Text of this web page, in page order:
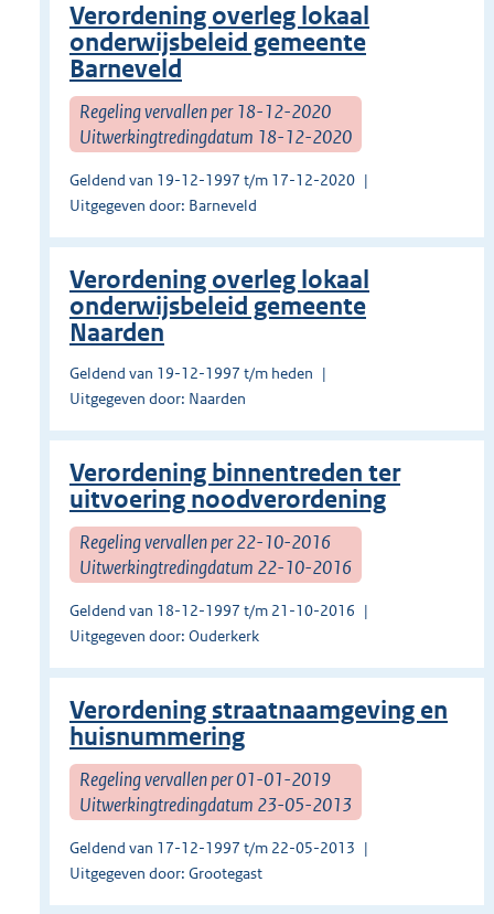
Verordening overleg lokaal
onderwijsbeleid gemeente
Barneveld
Regeling vervallen per 18-12-2020
Uitwerkingtredingdatum 18-12-2020
Geldend van 19-12-1997 t/m 17-12-2020
Uitgegeven door: Barneveld
Verordening overleg lokaal
onderwijsbeleid gemeente
Naarden
Geldend van 19-12-1997 t/m heden
Uitgegeven door: Naarden
Verordening binnentreden ter
uitvoering noodverordening
Regeling vervallen per 22-10-2016
Uitwerkingtredingdatum 22-10-2016
Geldend van 18-12-1997 t/m 21-10-2016
Uitgegeven door: Ouderkerk
Verordening straatnaamgeving en
huisnummering
Regeling vervallen per 01-01-2019
Uitwerkingtredingdatum 23-05-2013
Geldend van 17-12-1997 t/m 22-05-2013
Uitgegeven door: Grootegast